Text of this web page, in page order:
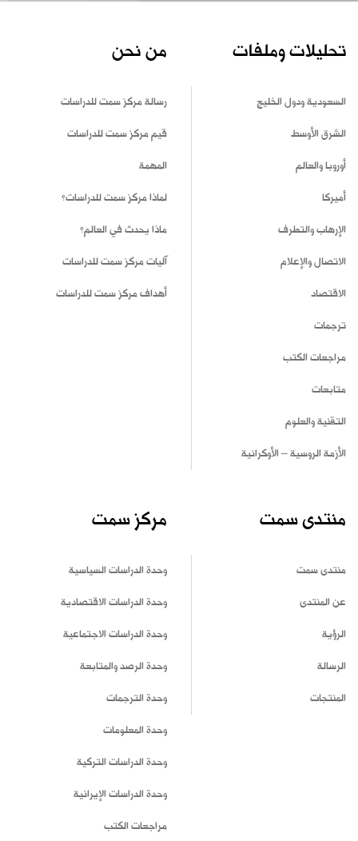
تحليلات وملفات
السعودية ودول الخليج
الشرق الأوسط
أوروبا والعالم
أميركا
الإرهاب والتطرف
الاتصال والإعلام
الاقتصاد
ترجمات
مراجعات الكتب
متابعات
التقنية والعلوم
الأزمة الروسية – الأوكرانية
من نحن
رسالة مركز سمت للدراسات
قيم مركز سمت للدراسات
المهمة
لماذا مركز سمت للدراسات؟
ماذا يحدث في العالم؟
آليات مركز سمت للدراسات
أهداف مركز سمت للدراسات
منتدى سمت
منتدى سمت
عن المنتدى
الرؤية
الرسالة
المنتجات
مركز سمت
وحدة الدراسات السياسية
وحدة الدراسات الاقتصادية
وحدة الدراسات الاجتماعية
وحدة الرصد والمتابعة
وحدة الترجمات
وحدة المعلومات
وحدة الدراسات التركية
وحدة الدراسات الإيرانية
مراجعات الكتب